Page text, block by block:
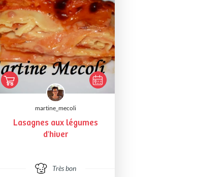
martine_mecoli
Lasagnes aux légumes
d'hiver
Très bon